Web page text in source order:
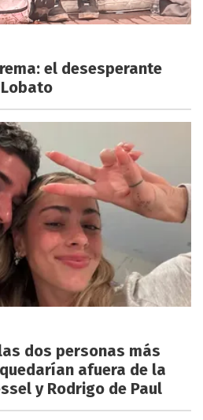
el desesperante
dos personas más
afuera de la
y Rodrigo de Paul